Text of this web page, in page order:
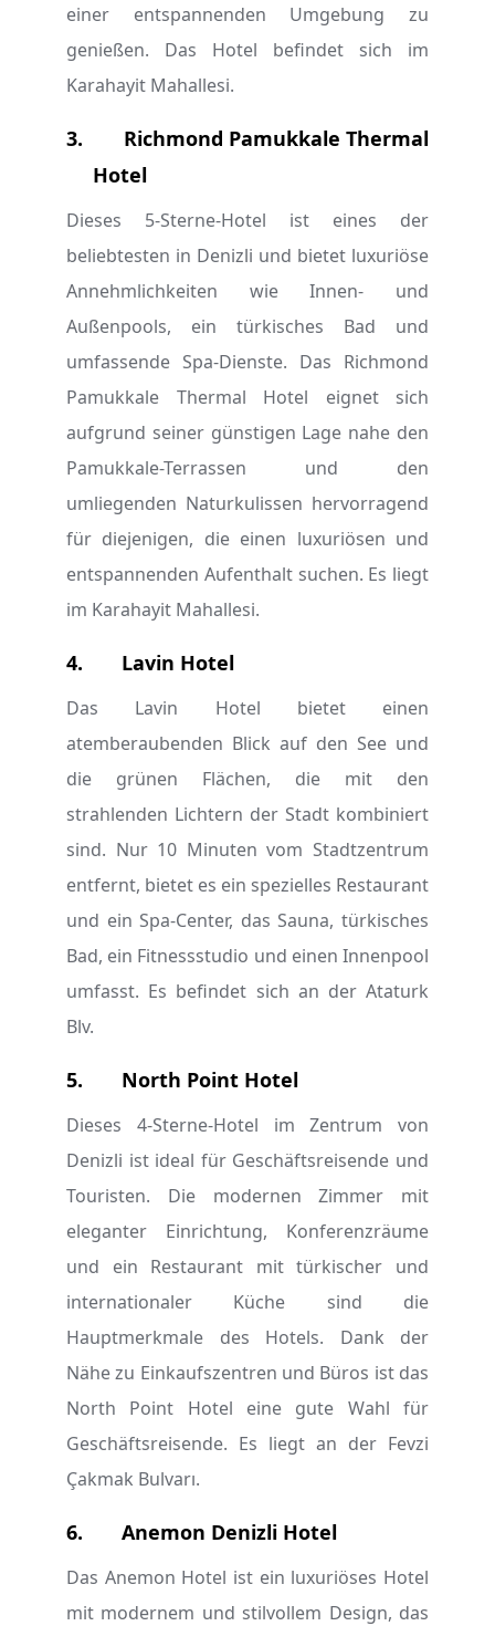
einer entspannenden Umgebung zu
genießen. Das Hotel befindet sich im
Karahayit Mahallesi.
3.
Richmond Pamukkale Thermal
Hotel
Dieses 5-Sterne-Hotel ist eines der
beliebtesten in Denizli und bietet luxuriöse
Annehmlichkeiten wie Innen- und
Außenpools, ein türkisches Bad und
umfassende Spa-Dienste. Das Richmond
Pamukkale Thermal Hotel eignet sich
aufgrund seiner günstigen Lage nahe den
Pamukkale-Terrassen und den
umliegenden Naturkulissen hervorragend
für diejenigen, die einen luxuriösen und
entspannenden Aufenthalt suchen. Es liegt
im Karahayit Mahallesi.
4. Lavin Hotel
Das Lavin Hotel bietet einen
atemberaubenden Blick auf den See und
die grünen Flächen, die mit den
strahlenden Lichtern der Stadt kombiniert
sind. Nur 10 Minuten vom Stadtzentrum
entfernt, bietet es ein spezielles Restaurant
und ein Spa-Center, das Sauna, türkisches
Bad, ein Fitnessstudio und einen Innenpool
umfasst. Es befindet sich an der Ataturk
Blv.
5. North Point Hotel
Dieses 4-Sterne-Hotel im Zentrum von
Denizli ist ideal für Geschäftsreisende und
Touristen. Die modernen Zimmer mit
eleganter Einrichtung, Konferenzräume
und ein Restaurant mit türkischer und
internationaler Küche sind die
Hauptmerkmale des Hotels. Dank der
Nähe zu Einkaufszentren und Büros ist das
North Point Hotel eine gute Wahl für
Geschäftsreisende. Es liegt an der Fevzi
Çakmak Bulvarı.
6. Anemon Denizli Hotel
Das Anemon Hotel ist ein luxuriöses Hotel
mit modernem und stilvollem Design, das